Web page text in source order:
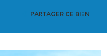
PARTAGER CE BIEN